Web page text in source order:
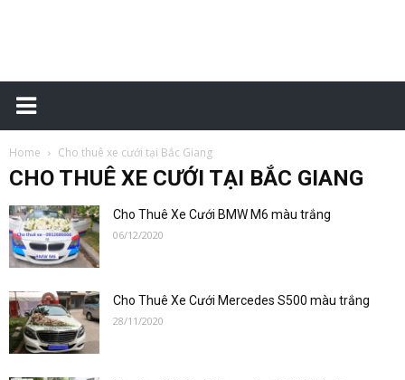
Đặt
xe
Home Cho thuê xe cưới tại Bắc Giang
CHO THUÊ XE CƯỚI TẠI BẮC GIANG
Cho Thuê Xe Cưới BMW M6 màu trắng
06/12/2020
Cho Thuê Xe Cưới Mercedes S500 màu trắng
28/11/2020